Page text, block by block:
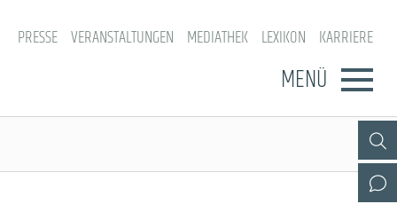
PRESSE VERANSTALTUNGEN MEDIATHEK LEXIKON KARRIERE
MENÜ